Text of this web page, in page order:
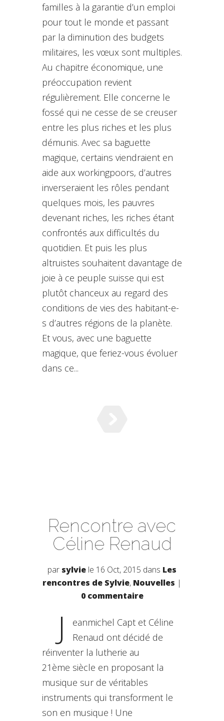
familles à la garantie d’un emploi
pour tout le monde et passant
par la diminution des budgets
militaires, les vœux sont multiples.
Au chapitre économique, une
préoccupation revient
régulièrement. Elle concerne le
fossé qui ne cesse de se creuser
entre les plus riches et les plus
démunis. Avec sa baguette
magique, certains viendraient en
aide aux workingpoors, d’autres
inverseraient les rôles pendant
quelques mois, les pauvres
devenant riches, les riches étant
confrontés aux difficultés du
quotidien. Et puis les plus
altruistes souhaitent davantage de
joie à ce peuple suisse qui est
plutôt chanceux au regard des
conditions de vies des habitant-e-
s d’autres régions de la planète.
Et vous, avec une baguette
magique, que feriez-vous évoluer
dans ce...
Rencontre avec
Céline Renaud
par sylvie le 16 Oct, 2015 dans Les
rencontres de Sylvie, Nouvelles |
0 commentaire
J
eanmichel Capt et Céline
Renaud ont décidé de
réinventer la lutherie au
21ème siècle en proposant la
musique sur de véritables
instruments qui transforment le
son en musique ! Une